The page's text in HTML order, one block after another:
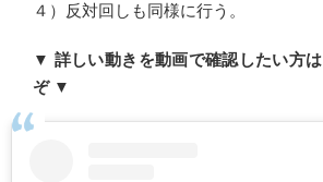
４）反対回しも同様に行う。
▼ 詳しい動きを動画で確認したい方
ぞ ▼